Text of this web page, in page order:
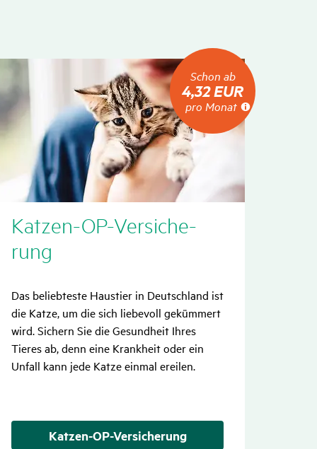
Schon
ab
4,32
EUR
pro
Monat
Schon ab
4,32 EUR
pro Monat
Katzen-OP-Versi­che­
rung
Das beliebteste Haustier in Deutschland ist
die Katze, um die sich liebevoll gekümmert
wird. Sichern Sie die Gesundheit Ihres
Tieres ab, denn eine Krankheit oder ein
Unfall kann jede Katze einmal ereilen.
Katzen-OP-Versicherung